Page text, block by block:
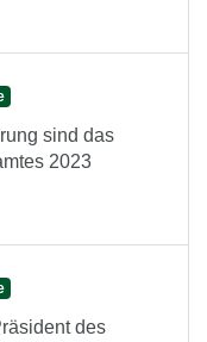
sind das
2023
des